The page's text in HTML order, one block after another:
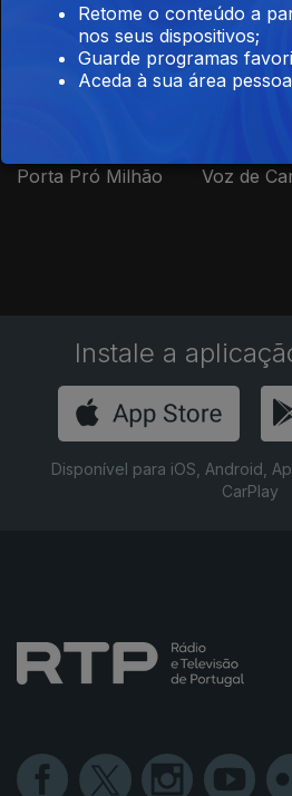
Este conteúdo faz
Porta Pró Milhão Voz de
Instale a
Disponível para iOS, Android,
CarPlay
Retome o conteúdo a
nos seus dispositivos;
Guarde programas
Aceda à sua área